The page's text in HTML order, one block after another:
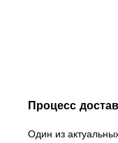
Процесс
Один из